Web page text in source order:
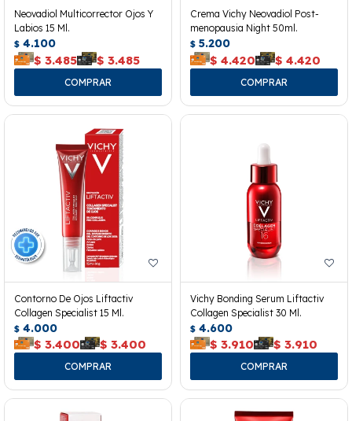
Neovadiol Multicorrector Ojos Y
Labios 15 Ml.
$ 4.100
$ 3.485 $ 3.485
Crema Vichy Neovadiol Post-
menopausia Night 50ml.
$ 5.200
$ 4.420 $ 4.420
Contorno De Ojos Liftactiv
Collagen Specialist 15 Ml.
$ 4.000
$ 3.400 $ 3.400
Vichy Bonding Serum Liftactiv
Collagen Specialist 30 Ml.
$ 4.600
$ 3.910 $ 3.910